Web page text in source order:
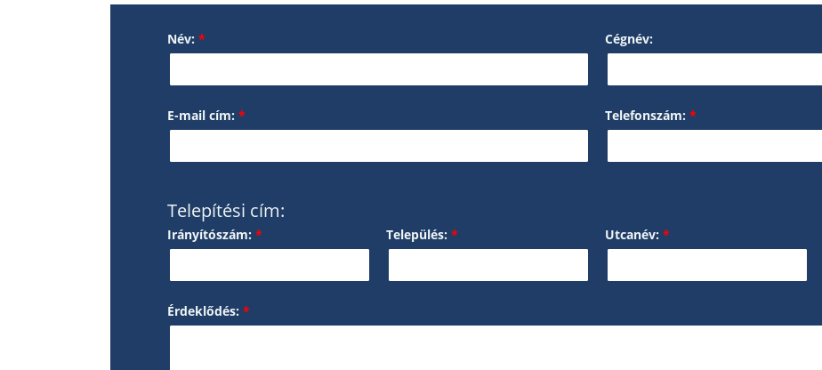
Név: * Cégnév:
E-mail cím: * Telefonszám: *
Telepítési cím:
Irányítószám: * Település: * Utcanév: *
Érdeklődés: *